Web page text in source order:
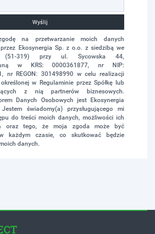
Wyślij
na przetwarzanie moich danych
Ekosynergia Sp. z o.o. z siedzibą we
(51-319) przy ul. Sycowska 44,
w KRS: 0000361877, nr NIP:
nr REGON: 301498990 w celu realizacji
w Regulaminie przez Spółkę lub
z nią partnerów biznesowych.
Danych Osobowych jest Ekosynergia
świadomy(a) przysługującego mi
do treści moich danych, możliwości ich
oraz tego, że moja zgoda może być
każdym czasie, co skutkować będzie
danych.